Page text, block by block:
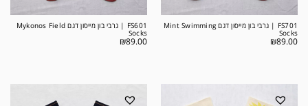
FS701 | גרבי בון מייסון דגם Mint Swimming
Socks
₪89.00
FS601 | גרבי בון מייסון דגם Mykonos Field
Socks
₪89.00